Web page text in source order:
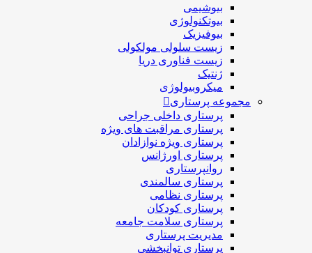
بیوشیمی
بیوتکنولوژی
بیوفیزیک
زیست سلولی مولکولی
زیست فناوری دریا
ژنتیک
میکروبیولوژی
مجموعه پرستاری
پرستاری داخلی جراحی
پرستاری مراقبت های ويژه
پرستاری ويژه نوازادان
پرستاری اورژانس
روانپرستاری
پرستاری سالمندی
پرستاری نظامی
پرستاری کودکان
پرستاری سلامت جامعه
مدیریت پرستاری
پرستاری توانبخشی